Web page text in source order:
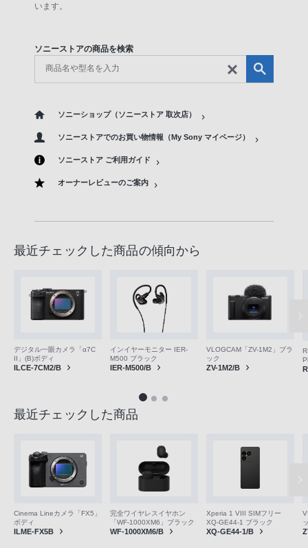
います。
ソニーストアの商品を検索
ソニーショップ（ソニーストア 取次店）
ソニーストアでのお買い物情報（My Sony マイページ）
ソニーストア ご利用ガイド
オーナーレビューのご案内
最近チェックした商品の傾向から
デジタル一眼カメラ「α7C
II」(B)ボディ
ILCE-7CM2/B
インイヤーモニター IER-
M500 ブラック
IER-M500/B
VLOGCAM「ZV-1M2」ブラ
ック
ZV-1M2/B
最近チェックした商品
Cinema Lineカメラ「FX5」
ボディ
ILME-FX5B
完全ワイヤレスイヤホン
「WF-1000XM6」ブラック
WF-1000XM6/B
Xperia 1 VIII SIMフリー
XQ-GE44-1 ブラック
XQ-GE44-1/B